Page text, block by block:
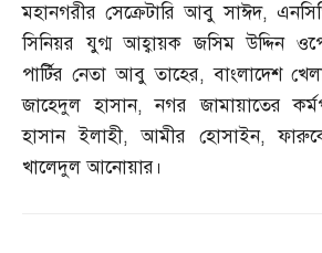
মহানগরীর সেক্রেটারি আবু সাঈদ,
সিনিয়র যুগ্ম আহ্বায়ক জসিম উদ্দিন
পার্টির নেতা আবু তাহের,বাংলাদেশ
জাহেদুল হাসান,নগর জামায়াতের
হাসান ইলাহী,আমীর হোসাইন,
খালেদুল আনোয়ার।